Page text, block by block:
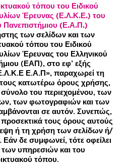
τόπου του Ειδικού
Έρευνας (Ε.Λ.Κ.Ε.) του
Πανεπιστήμιου (Ε.Α.Π.)
των σελίδων και των
τόπου του Ειδικού
Έρευνας του Ελληνικού
(ΕΑΠ), στο εφ’ εξής
Ε.Α.Π», παραχωρεί τη
κατωτέρω όρους χρήσης,
του περιεχομένου, των
των φωτογραφιών και των
σε αυτόν. Συνεπώς,
προσεκτικά τους όρους αυτούς
ή τη χρήση των σελίδων ή/
δε συμφωνεί, τότε οφείλει
υπηρεσιών και του
τόπου.